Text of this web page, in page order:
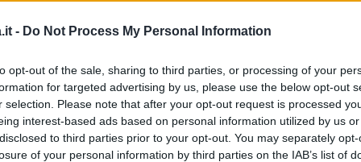
- Do Not Process My Personal Information
opt-out of the sale, sharing to third parties, or processing of your
for targeted advertising by us, please use the below opt-out
selection. Please note that after your opt-out request is processed
interest-based ads based on personal information utilized by us
to third parties prior to your opt-out. You may separately
of your personal information by third parties on the IAB’s list of
e un cucchiaio di senape.
e tagliatele in sottilissime striscioline che
all’insalata di pollo riposta in frigorifero.
e servite.
a leggere dopo la pubblicità